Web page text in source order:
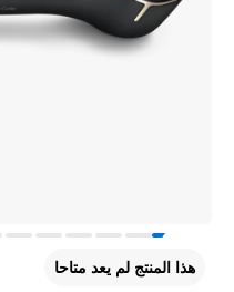
هذا المنتج لم يعد متاحا